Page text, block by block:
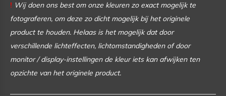
! Wij doen ons best om onze kleuren zo exact mogelijk te
fotograferen, om deze zo dicht mogelijk bij het originele
product te houden. Helaas is het mogelijk dat door
verschillende lichteffecten, lichtomstandigheden of door
monitor / display-instellingen de kleur iets kan afwijken ten
opzichte van het originele product.